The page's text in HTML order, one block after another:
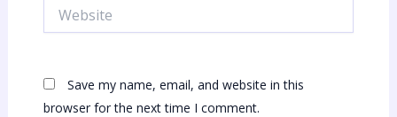
Save my name, email, and website in this
browser for the next time I comment.